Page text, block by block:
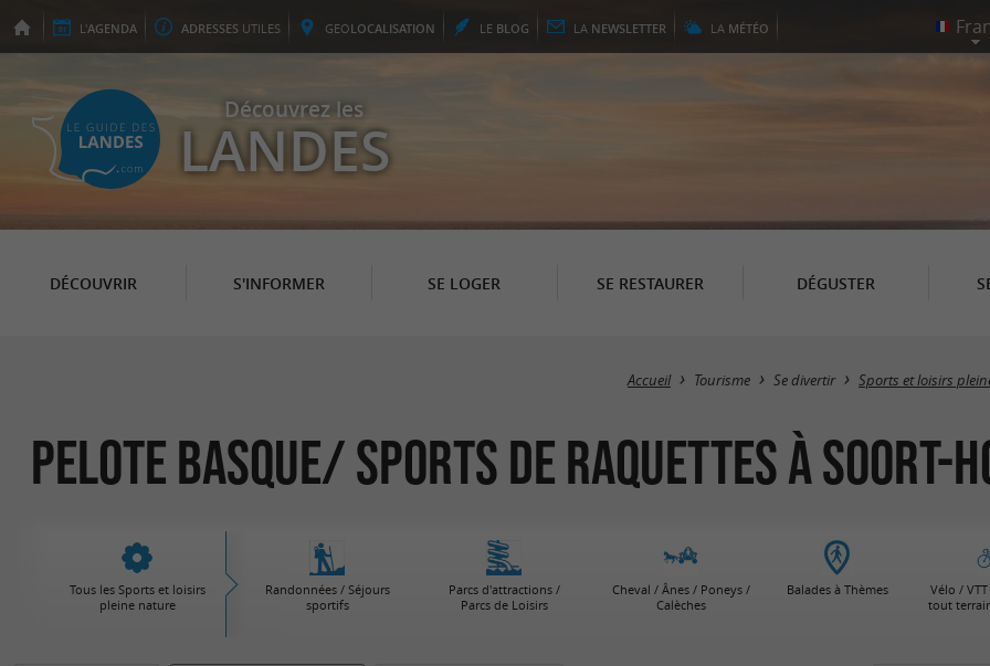
L'AGENDA ADRESSES UTILES GEOLOCALISATION LE BLOG LA NEWSLETTER LA MÉTÉO
Découvrez les
LANDES
DÉCOUVRIR S'INFORMER SE LOGER SE RESTAURER DÉGUSTER
Accueil Tourisme Se divertir Sports et loisirs
Pelote Basque/ Sports de raquettes à Soort-
Tous les Sports et loisirs
pleine nature
Randonnées / Séjours
sportifs
Parcs d'attractions /
Parcs de Loisirs
Cheval / Ânes / Poneys /
Calèches
Balades à Thèmes
Vélo /
tout